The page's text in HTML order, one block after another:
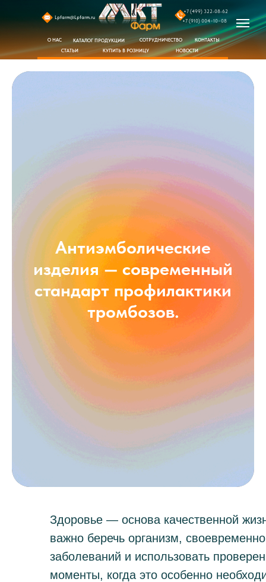
КУПИТЬ В РОЗНИЦУ
СТАТЬИ
КОНТАКТЫ
СОТРУДНИЧЕСТВО
КАТАЛОГ ПРОДУКЦИИ
НОВОСТИ
О НАС
+7 (910) 004−10−08
+7 (499) 322-08-62
Lpfarm@Lpfarm.ru
Антиэмболические
изделия — современный
стандарт профилактики
тромбозов.
Здоровье — основа качественной
важно беречь организм,
заболеваний и использовать
моменты, когда это особенно